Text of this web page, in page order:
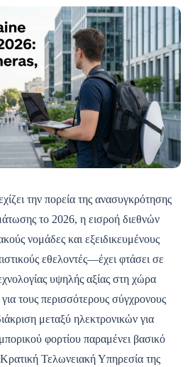
την πορεία της ανασυγκρότησης
το 2026, η εισροή διεθνών
νομάδες και εξειδικευμένους
εθελοντές—έχει φτάσει σε
υψηλής αξίας στη χώρα
τους περισσότερους σύγχρονους
μεταξύ ηλεκτρονικών για
φορτίου παραμένει βασικό
Τελωνειακή Υπηρεσία της